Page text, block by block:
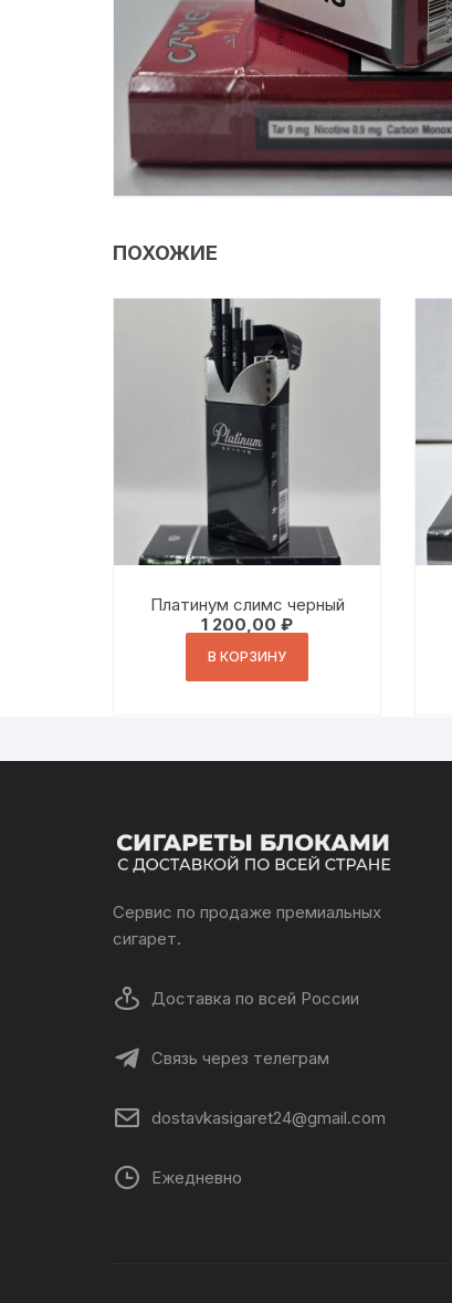
ПОХОЖИЕ
Платинум слимс черный
1 200,00 ₽
В КОРЗИНУ
Сервис по продаже премиальных
сигарет.
Доставка по всей России
Связь через телеграм
dostavkasigaret24@gmail.com
Ежедневно